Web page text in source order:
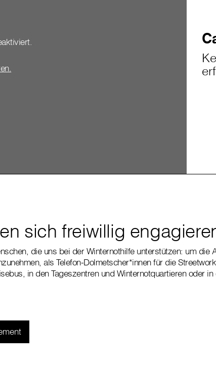
sich freiwillig
die uns bei der Winternothilfe unterstützen: um die
als Telefon-Dolmetscher*innen für die
in den Tageszentren und Winternotquartieren oder